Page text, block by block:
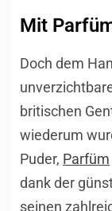
Mit
Doch dem
britischen
wiederum
Puder, Parfüm
dank der
seinen